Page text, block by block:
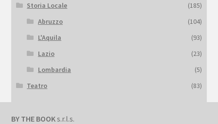
Storia Locale
(185)
Abruzzo
(104)
L'Aquila
(93)
Lazio
(23)
Lombardia
(5)
Teatro
(83)
BY THE BOOKs.r.l.s.